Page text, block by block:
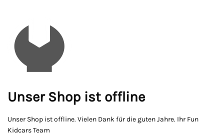
Unser Shop ist offline
Unser Shop ist offline. Vielen Dank für die guten Jahre. Ihr Fun
Kidcars Team